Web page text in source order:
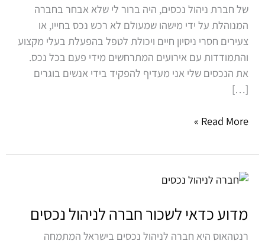
של חברת ניהול נכסים, היה ברור לי שלא אבחר בחברה
המנוהלת על ידי מישהו שמעולם לא רכש נכס בחייו, או
צעירים חסרי ניסיון חיים ויכולת לטפל בהפעלת בעלי מקצוע
והתמודדות עם אירועים המתרחשים מידי פעם בכל נכס.
את הנכסים שלי אני מעדיף להפקיד בידי אנשים בוגרים
[…]
Read More »
מדוע כדאי לשכור חברה לניהול נכסים
רנטהאוס היא חברה לניהול נכסים בישראל המתמחה
מדוע
לשכור
לניהול